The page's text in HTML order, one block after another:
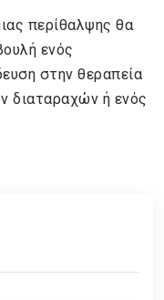
περίθαλψης θα
ενός
στην θεραπεία
διαταραχών ή ενός